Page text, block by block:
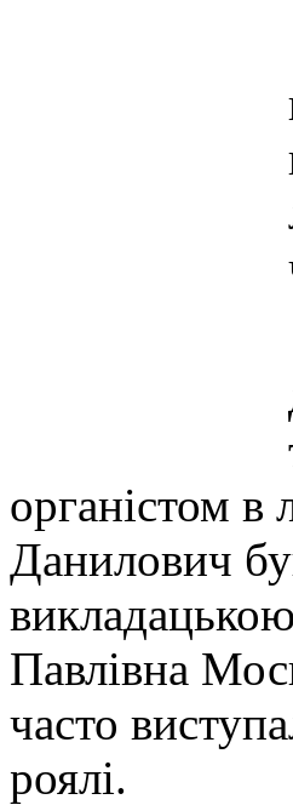
органістом в
Данилович
Павлівна
часто
роялі.